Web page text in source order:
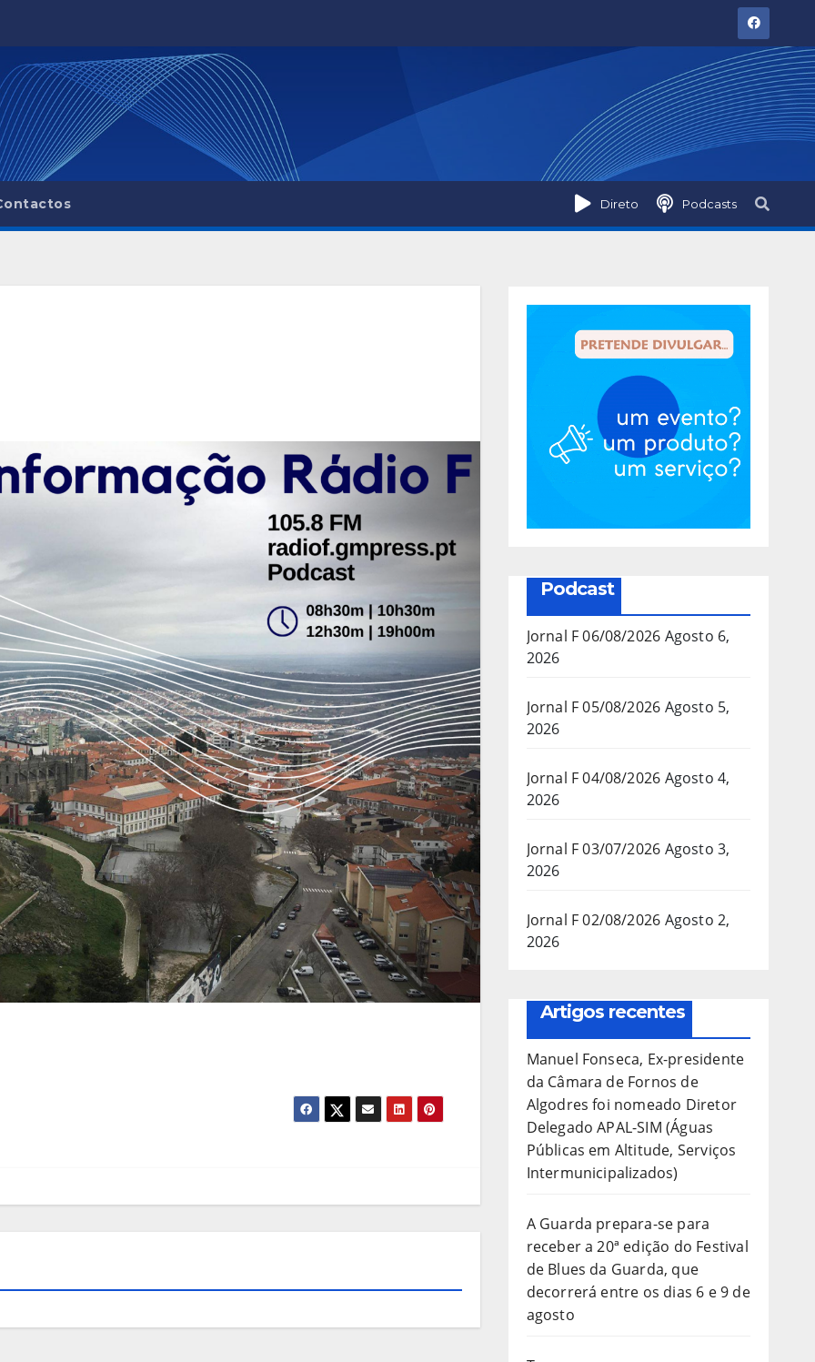
Direto Podcasts
Podcast
Jornal F 06/08/2026 Agosto 6,
2026
Jornal F 05/08/2026 Agosto 5,
2026
Jornal F 04/08/2026 Agosto 4,
2026
Jornal F 03/07/2026 Agosto 3,
2026
Jornal F 02/08/2026 Agosto 2,
2026
Artigos recentes
Manuel Fonseca, Ex-presidente
da Câmara de Fornos de
Algodres foi nomeado Diretor
Delegado APAL-SIM (Águas
Públicas em Altitude, Serviços
Intermunicipalizados)
A Guarda prepara-se para
receber a 20ª edição do Festival
de Blues da Guarda, que
decorrerá entre os dias 6 e 9 de
agosto